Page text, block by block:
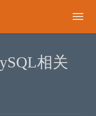
导
相关